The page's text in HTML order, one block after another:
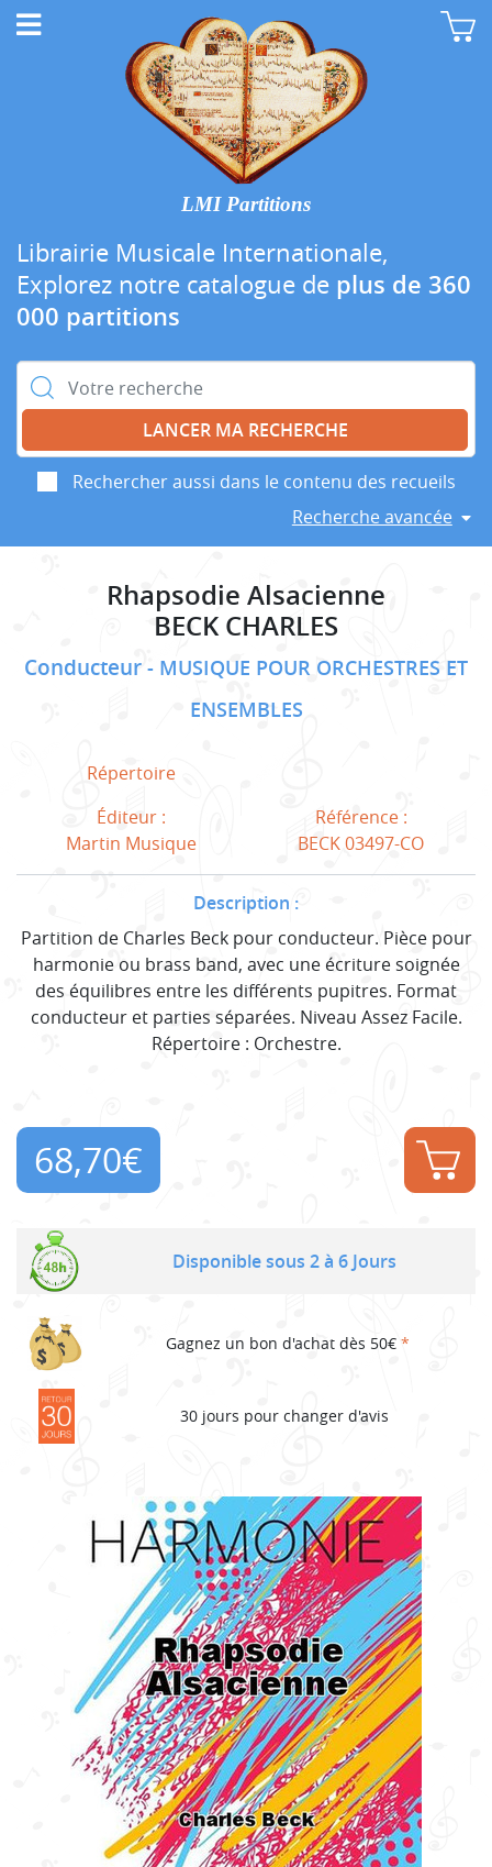
LMI Partitions
Librairie Musicale Internationale,
Explorez notre catalogue de plus de 360
000 partitions
Rechercher :
Rechercher aussi dans le contenu des recueils
Recherche avancée
Rhapsodie Alsacienne
BECK CHARLES
Conducteur
MUSIQUE POUR ORCHESTRES ET
ENSEMBLES
Répertoire
Éditeur :
Martin Musique
Référence :
BECK 03497-CO
Description :
Partition de Charles Beck pour conducteur. Pièce pour
harmonie ou brass band, avec une écriture soignée
des équilibres entre les différents pupitres. Format
conducteur et parties séparées. Niveau Assez Facile.
Répertoire : Orchestre.
68,70€
Disponible sous 2 à 6 Jours
Gagnez un bon d'achat dès 50€ *
30 jours pour changer d'avis